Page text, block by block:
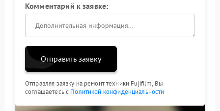
Комментарий к заявке:
Отправить заявку
Отправляя заявку на ремонт техники Fujifilm, Вы
соглашаетесь с Политикой конфиденциальности